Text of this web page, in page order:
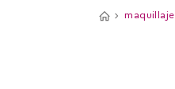
maquillaje